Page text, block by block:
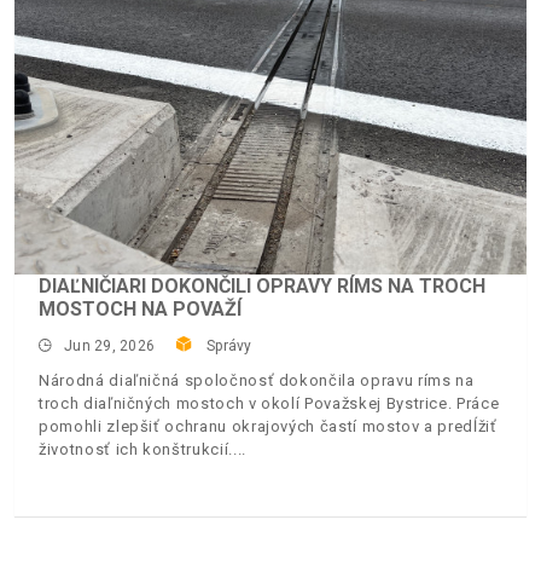
DIAĽNIČIARI DOKONČILI OPRAVY RÍMS NA TROCH
MOSTOCH NA POVAŽÍ
Jun 29, 2026 Správy
Národná diaľničná spoločnosť dokončila opravu ríms na
troch diaľničných mostoch v okolí Považskej Bystrice. Práce
pomohli zlepšiť ochranu okrajových častí mostov a predĺžiť
životnosť ich konštrukcií.